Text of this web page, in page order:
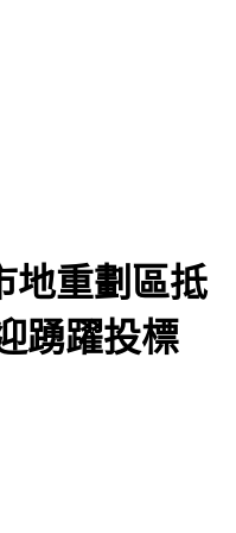
地重劃區抵
踴躍投標